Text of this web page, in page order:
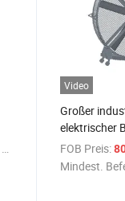
Video
Großer
elektrischer
für
FOB Preis:
Mindest.